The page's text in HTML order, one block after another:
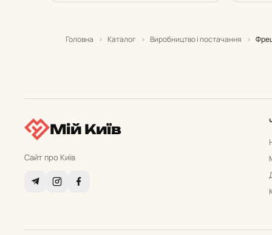
Головна › Каталог › Виробництво і постачання ›
Мій Київ
Сайт про Київ